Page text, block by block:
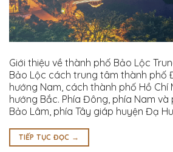
Giới thiệu về thành phố Bảo Lộc
Bảo Lộc cách trung tâm thành phố
hướng Nam, cách thành phố Hồ Chí
hướng Bắc. Phía Đông, phía Nam
Bảo Lâm, phía Tây giáp huyện Đạ
TIẾP TỤC ĐỌC →